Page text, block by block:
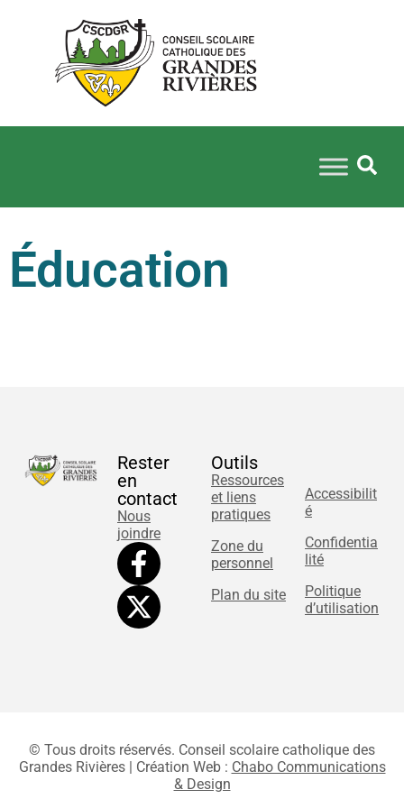
Éducation
Rester
en
contact
Nous
joindre
Outils
Ressources
et liens
pratiques
Zone du
personnel
Plan du site
Accessibilit
é
Confidentia
lité
Politique
d’utilisation
© Tous droits réservés. Conseil scolaire catholique des
Grandes Rivières | Création Web : Chabo Communications
& Design